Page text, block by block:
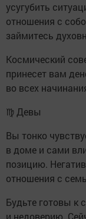
усугубить
отношения с
займитесь
Космический
принесет вам
во всех
♍ Девы
Вы тонко
в доме и сами
позицию.
отношения с
Будьте готовы к
и недоверию.